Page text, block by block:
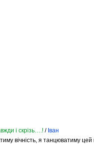
і скрізь….! / Іван
вічність, я танцюватиму